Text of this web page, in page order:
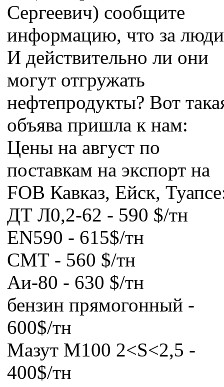
Сергеевич) сообщите
информацию, что за
И действительно ли они
могут отгружать
нефтепродукты? Вот
объява пришла к нам:
Цены на август по
поставкам на экспорт на
FOB Кавказ, Ейск,
ДТ Л0,2-62 - 590 $/тн
EN590 - 615$/тн
СМТ - 560 $/тн
Аи-80 - 630 $/тн
бензин прямогонный -
600$/тн
Мазут М100 2<S<2,5 -
400$/тн